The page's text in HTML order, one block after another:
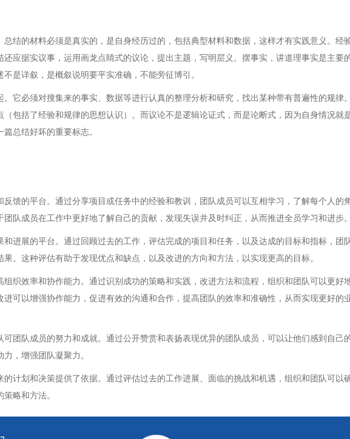
结的材料必须是真实的，是自身经历过的，包括典型材料和数据，这样才有实践意义。经
应据实议事，运用画龙点睛式的议论，提出主题，写明层义。摆事实，讲道理事实是主要
是详叙，是概叙说明要平实准确，不能旁征博引。
它必须对搜集来的事实、数据等进行认真的整理分析和研究，找出某种带有普遍性的规律
包括了经验和规律的思想认识）。而议论不是逻辑论证式，而是论断式，因为自身情况就
总结好坏的重要标志。
馈的平台。通过分享项目或任务中的经验和教训，团队成员可以互相学习，了解每个人的
队成员在工作中更好地了解自己的贡献，发现失误并及时纠正，从而推进全员学习和进步。
进展的平台。通过回顾过去的工作，评估完成的项目和任务，以及达成的目标和指标，团
。这种评估有助于发现优点和缺点，以及改进的方向和方法，以实现更高的目标。
织效率和协作能力。通过识别成功的策略和实践，改进方法和流程，组织和团队可以更好
可以增强协作能力，促进有效的沟通和合作，提高团队的效率和准确性，从而实现更好的
团队成员的努力和成就。通过公开赞赏和表扬表现优异的团队成员，可以让他们感到自己
，增强团队凝聚力。
计划和决策提供了依据。通过评估过去的工作进展、面临的挑战和机遇，组织和团队可以
略和方法。